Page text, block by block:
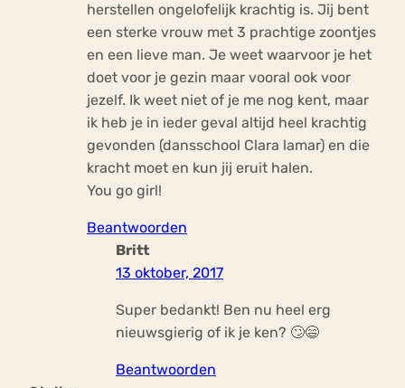
herstellen ongelofelijk krachtig is. Jij bent
een sterke vrouw met 3 prachtige zoontjes
en een lieve man. Je weet waarvoor je het
doet voor je gezin maar vooral ook voor
jezelf. Ik weet niet of je me nog kent, maar
ik heb je in ieder geval altijd heel krachtig
gevonden (dansschool Clara lamar) en die
kracht moet en kun jij eruit halen.
You go girl!
Beantwoorden
Britt
13 oktober, 2017
Super bedankt! Ben nu heel erg
nieuwsgierig of ik je ken? 🙄😄
Beantwoorden